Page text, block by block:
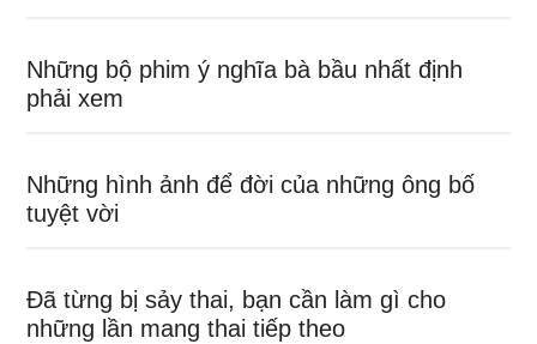
Những bộ phim ý nghĩa bà bầu nhất định
phải xem
Những hình ảnh để đời của những ông bố
tuyệt vời
Đã từng bị sảy thai, bạn cần làm gì cho
những lần mang thai tiếp theo